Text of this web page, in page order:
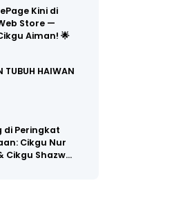
Kini di
Store —
Aiman! 🌟
TUBUH HAIWAN
di Peringkat
Cikgu Nur
Cikgu Shazw…